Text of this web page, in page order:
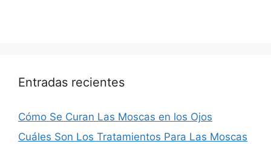
Entradas recientes
Cómo Se Curan Las Moscas en los Ojos
Cuáles Son Los Tratamientos Para Las Moscas